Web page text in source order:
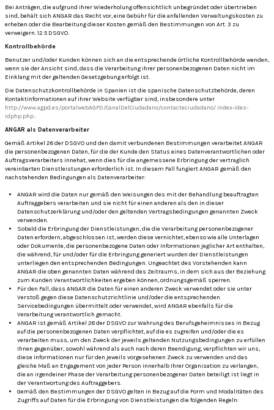
Bei Anträgen, die aufgrund ihrer Wiederholung offensichtlich unbegründet oder übertrieben
sind, behält sich ANGAR das Recht vor, eine Gebühr für die anfallenden Verwaltungskosten zu
erheben oder die Bearbeitung dieser Kosten gemäß den Bestimmungen von Art. 3 zu
verweigern.12.5 DSGVO.
Kontrollbehörde
Benutzer und/oder Kunden können sich an die entsprechende örtliche Kontrollbehörde wenden,
wenn sie der Ansicht sind, dass die Verarbeitung ihrer personenbezogenen Daten nicht im
Einklang mit der geltenden Gesetzgebung erfolgt ist.
Die Datenschutzkontrollbehörde in Spanien ist die spanische Datenschutzbehörde, deren
Kontaktinformationen auf ihrer Website verfügbar sind, insbesondere unter
http://www.agpd.es/portalwebAGPD/CanalDelCiudadano/contacteciudadano/ index-ides-
idphp.php.
ANGAR als Datenverarbeiter
Gemäß Artikel 28 der DSGVO und den damit verbundenen Bestimmungen verarbeitet ANGAR
die personenbezogenen Daten, für die der Kunde den Status eines Datenverantwortlichen oder
Auftragsverarbeiters innehat, wenn dies für die angemessene Erbringung der vertraglich
vereinbarten Dienstleistungen erforderlich ist. In diesem Fall fungiert ANGAR gemäß den
nachstehenden Bedingungen als Datenverarbeiter:
ANGAR wird die Daten nur gemäß den Weisungen des mit der Behandlung beauftragten
Auftraggebers verarbeiten und sie nicht für einen anderen als den in dieser
Datenschutzerklärung und/oder den geltenden Vertragsbedingungen genannten Zweck
verwenden.
Sobald die Erbringung der Dienstleistungen, die die Verarbeitung personenbezogener
Daten erfordern, abgeschlossen ist, werden diese vernichtet, ebenso wie alle Unterlagen
oder Dokumente, die personenbezogene Daten oder Informationen jeglicher Art enthalten,
die während, für und/oder für die Erbringung generiert wurden der Dienstleistungen
unterliegen den entsprechenden Bedingungen. Ungeachtet des Vorstehenden kann
ANGAR die oben genannten Daten während des Zeitraums, in dem sich aus der Beziehung
zum Kunden Verantwortlichkeiten ergeben können, ordnungsgemäß sperren.
Für den Fall, dass ANGAR die Daten für einen anderen Zweck verwendet oder sie unter
Verstoß gegen diese Datenschutzrichtlinie und/oder die entsprechenden
Servicebedingungen übermittelt oder verwendet, wird ANGAR ebenfalls für die
Verarbeitung verantwortlich gemacht.
ANGAR ist gemäß Artikel 28 der DSGVO zur Wahrung des Berufsgeheimnisses in Bezug
auf die personenbezogenen Daten verpflichtet, auf die es zugreifen und/oder die es
verarbeiten muss, um den Zweck der jeweils geltenden Nutzungsbedingungen zu erfüllen
Ihnen gegenüber, sowohl während als auch nach deren Beendigung, verpflichten wir uns,
diese Informationen nur für den jeweils vorgesehenen Zweck zu verwenden und das
gleiche Maß an Engagement von jeder Person innerhalb Ihrer Organisation zu verlangen,
die an irgendeiner Phase der Verarbeitung personenbezogener Daten beteiligt ist liegt in
der Verantwortung des Auftraggebers.
Gemäß den Bestimmungen der DSGVO gelten in Bezug auf die Form und Modalitäten des
Zugriffs auf Daten für die Erbringung von Dienstleistungen die folgenden Regeln: